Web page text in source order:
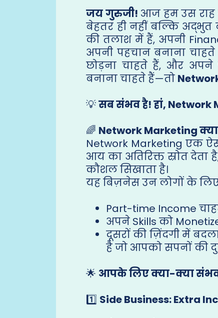
जय गुरुजी! आज हम उस राह
बेहतर ही नहीं बल्कि अद्भुत
की तलाश में हैं, अपनी
अपनी पहचान बनाना
छोड़ना चाहते हैं, और अपने
बनाना चाहते हैं—तो
💡सब संभव है! हां, Network
🌈 Network Marketing
Network Marketing एक
आय का अतिरिक्त स्रोत
कौशल सिखाता है।
यह बिज़नेस उन लोगों के लिए
Part-time Income
अपने Skills को
दूसरों की ज़िंदगी में
है जो आपको सपनों की
🌟 आपके लिए क्या-क्या
1️⃣ Side Business: Extra